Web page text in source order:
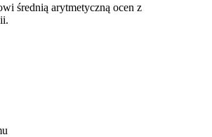
średnią arytmetyczną ocen z